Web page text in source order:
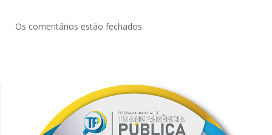
Os comentários estão fechados.